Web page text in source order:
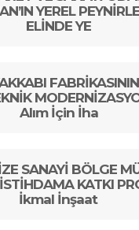
YEREL
ELİNDE YE
Alım İçin İha
SANAYİ BÖLGE
KATKI
İkmal İnşaat